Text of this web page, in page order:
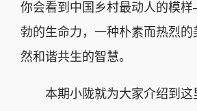
你会看到中国乡村最动人的模
勃的生命力，一种朴素而热烈的
然和谐共生的智慧。
本期小陇就为大家介绍到